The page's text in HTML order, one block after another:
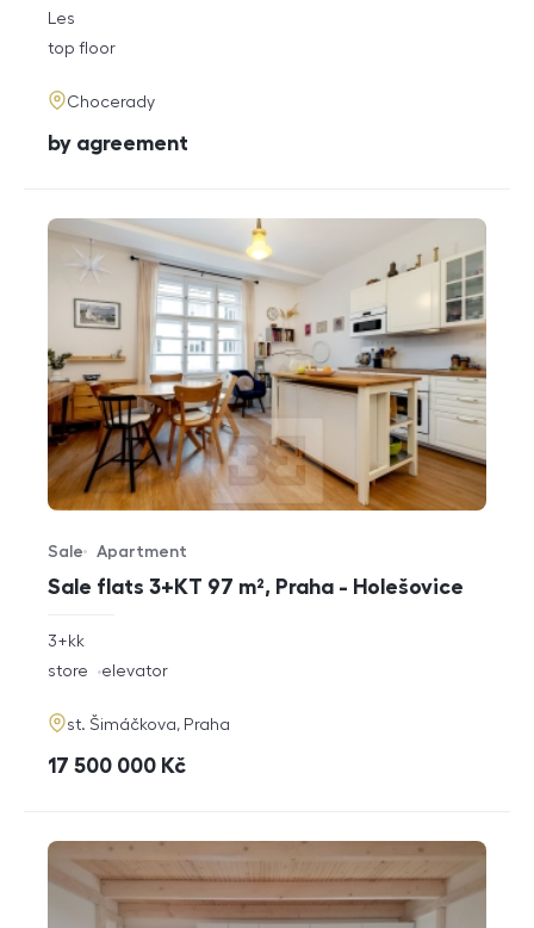
rozměry
disposition
Les
funkce
top floor
adresa
Chocerady
cena
by agreement
Sale flats 3+KT 97 m², Praha - Holešovice
Offer type
Sale
Property type
Apartment
rozměry
disposition
3+kk
funkce
store elevator
adresa
st. Šimáčkova, Praha
cena
17 500 000 Kč